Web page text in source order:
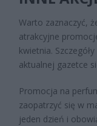
Warto zaznaczyć,
atrakcyjne
kwietnia.
aktualnej gazetce
Promocja na
zaopatrzyć się w
jeden dzień i